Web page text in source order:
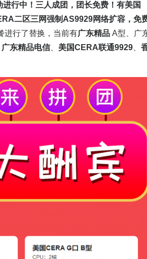
行中！三人成团，团长免费！有美国
二区三网强制AS9929网络扩容，免
进行了替换，当前有广东精品 A型、广
广东精品电信、 美国CERA联通9929